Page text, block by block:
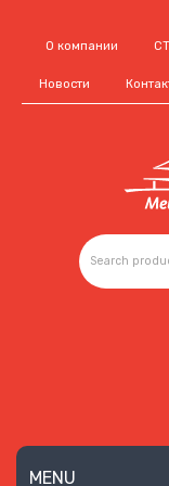
О компании
Новости
MENU